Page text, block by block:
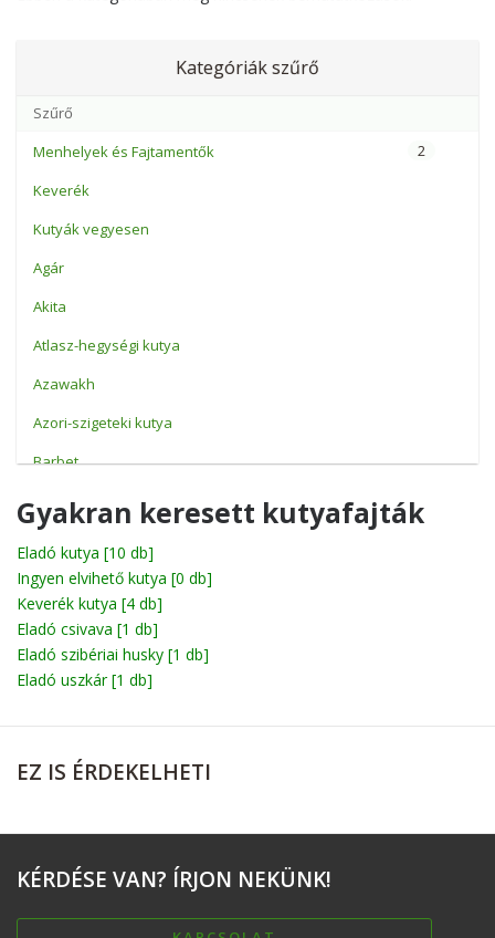
Kategóriák szűrő
Menhelyek és Fajtamentők 2
Keverék
Kutyák vegyesen
Agár
Akita
Atlasz-hegységi kutya
Azawakh
Azori-szigeteki kutya
Barbet
Basenji
Beagle
Bichon
Billy
Bolognese
Boxer
Cane corso
Catahoula leopárdkutya
Gyakran keresett kutyafajták
Eladó kutya [10 db]
Ingyen elvihető kutya [0 db]
Keverék kutya [4 db]
Eladó csivava [1 db]
Eladó szibériai husky [1 db]
Eladó uszkár[1 db]
EZ IS ÉRDEKELHETI
KÉRDÉSE VAN? ÍRJON NEKÜNK!